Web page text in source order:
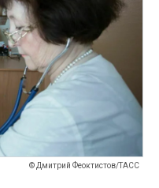
© Дмитрий Феоктистов/ТАСС